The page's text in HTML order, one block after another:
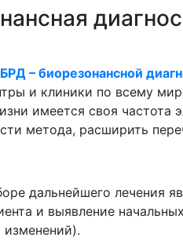
БРД – биорезонансной
и клиники по всему
имеется своя частота
метода, расширить
дальнейшего лечения
и выявление
изменений).